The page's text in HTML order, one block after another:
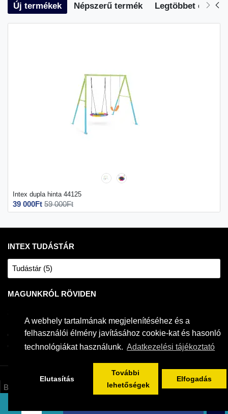
A webhely tartalmának megjelenítéséhez és a
felhasználói élmény javításához cookie-kat és hasonló
technológiákat használunk. Adatkezelési tájékoztató
Elutasítás
További
lehetőségek
Elfogadás
Új termékek Népszerű termék Legtöbbet eladott
Intex dupla hinta 44125
39 000Ft 59 000Ft
INTEX TUDÁSTÁR
Tudástár (5)
MAGUNKRÓL RÖVIDEN
medencéit. Intex medencékhez és jakuzzikhoz szakszerű és
gyakorlatias tanácsokkal tudunk szolgálni. Saját raktárkészlettel
és hivatalos magyar szerviz háttérrel rendelkezünk.
Bemutatkozás